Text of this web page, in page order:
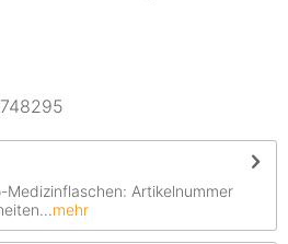
Medizinflaschen: Artikelnummer
mehr